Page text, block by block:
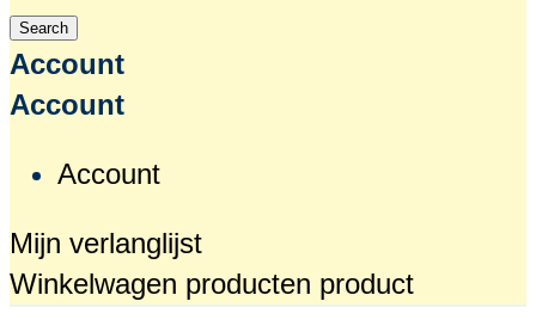
Search
Account
Account
Account
Mijn verlanglijst
Winkelwagen producten product